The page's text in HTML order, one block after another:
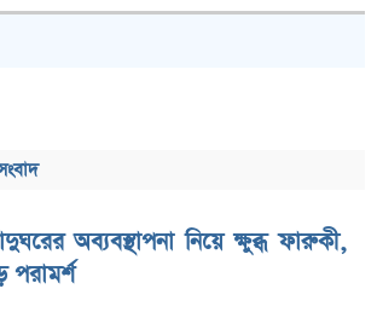
অব্যবস্থাপনা নিয়ে ক্ষুব্ধ ফারুকী,
পরামর্শ